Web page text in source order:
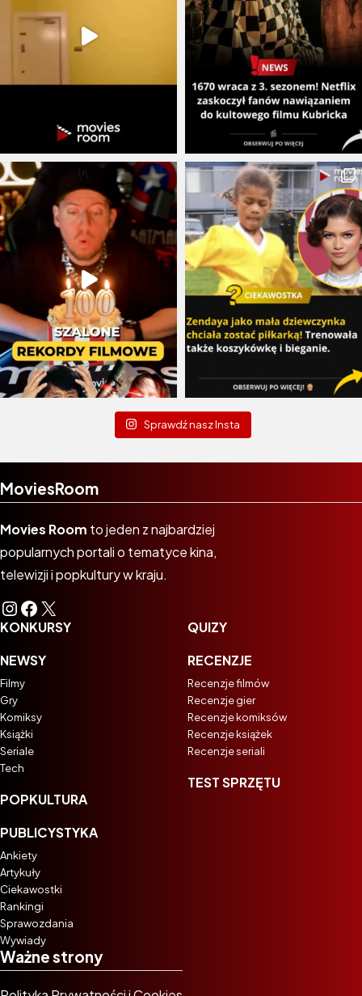
Sprawdź nasz Insta
MoviesRoom
Movies Room to jeden z najbardziej
popularnych portali o tematyce kina,
telewizji i popkultury w kraju.
Instagram
Facebook
X
KONKURSY
NEWSY
Filmy
Gry
Komiksy
Książki
Seriale
Tech
POPKULTURA
PUBLICYSTYKA
Ankiety
Artykuły
Ciekawostki
Rankingi
Sprawozdania
Wywiady
QUIZY
RECENZJE
Recenzje filmów
Recenzje gier
Recenzje komiksów
Recenzje książek
Recenzje seriali
TEST SPRZĘTU
Ważne strony